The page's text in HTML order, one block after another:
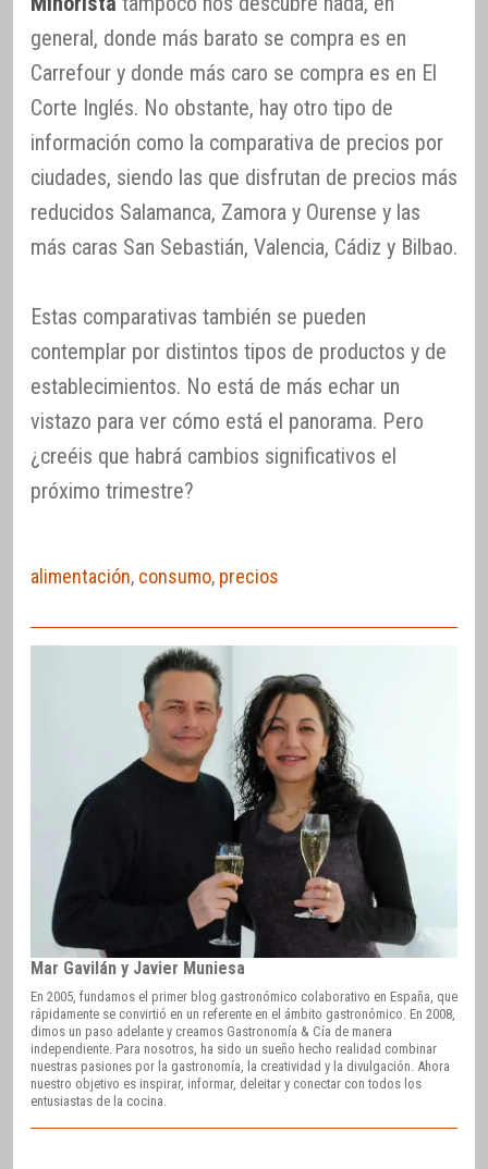
general, donde más barato se compra es en
Carrefour y donde más caro se compra es en El
Corte Inglés. No obstante, hay otro tipo de
información como la comparativa de precios por
ciudades, siendo las que disfrutan de precios más
reducidos Salamanca, Zamora y Ourense y las
más caras San Sebastián, Valencia, Cádiz y Bilbao.
Estas comparativas también se pueden
contemplar por distintos tipos de productos y de
establecimientos. No está de más echar un
vistazo para ver cómo está el panorama. Pero
¿creéis que habrá cambios significativos el
próximo trimestre?
alimentación, consumo, precios
Mar Gavilán y Javier Muniesa
En 2005, fundamos el primer blog gastronómico colaborativo en España, que
rápidamente se convirtió en un referente en el ámbito gastronómico. En 2008,
dimos un paso adelante y creamos Gastronomía & Cía de manera
independiente. Para nosotros, ha sido un sueño hecho realidad combinar
nuestras pasiones por la gastronomía, la creatividad y la divulgación. Ahora
nuestro objetivo es inspirar, informar, deleitar y conectar con todos los
entusiastas de la cocina.